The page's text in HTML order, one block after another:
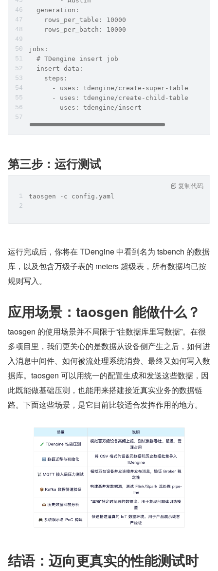
  generation:
    rows_per_table: 10000
    rows_per_batch: 10000
jobs:
  # TDengine insert job
  insert-data:
    steps:
      - uses: tdengine/create-super-table
      - uses: tdengine/create-child-table
      - uses: tdengine/insert
第三步：运行测试
taosgen -c config.yaml
复制代码
运行完成后，你将在 TDengine 中看到名为 tsbench 的数据
库，以及包含万级子表的 meters 超级表，所有数据均已按
规则写入。
应用场景：taosgen 能做什么？
taosgen 的使用场景并不局限于“往数据库里写数据”。在很
多项目里，我们更关心的是数据从设备侧产生之后，如何进
入消息中间件、如何被流处理系统消费、最终又如何写入数
据库。taosgen 可以用统一的配置生成和发送这些数据，因
此既能做基础压测，也能用来搭建接近真实业务的数据链
路。下面这些场景，是它目前比较适合发挥作用的地方。
结语：迈向更真实的性能测试时